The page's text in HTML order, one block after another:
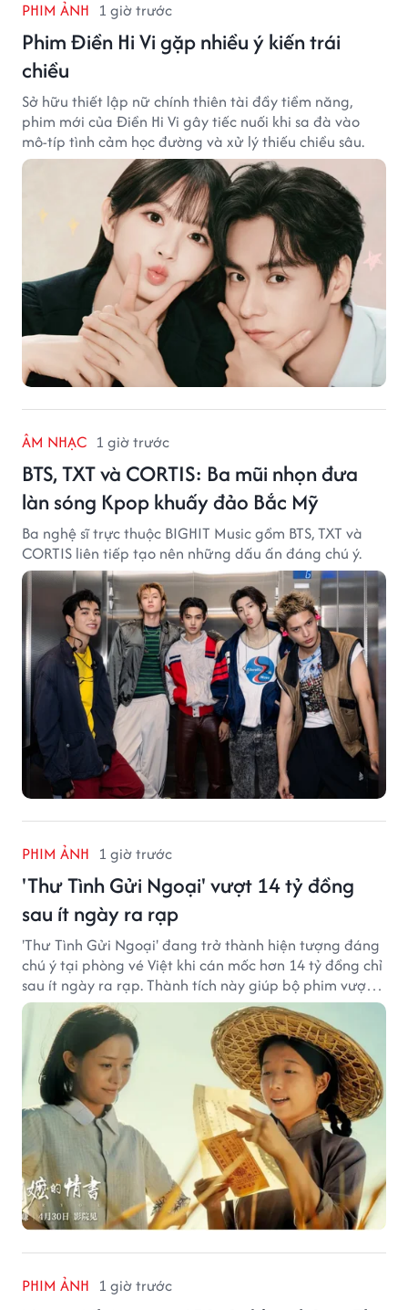
PHIM ẢNH 1 giờ trước
Phim Điền Hi Vi gặp nhiều ý kiến trái
chiều
Sở hữu thiết lập nữ chính thiên tài đầy tiềm năng,
phim mới của Điền Hi Vi gây tiếc nuối khi sa đà vào
mô-típ tình cảm học đường và xử lý thiếu chiều sâu.
ÂM NHẠC 1 giờ trước
BTS, TXT và CORTIS: Ba mũi nhọn đưa
làn sóng Kpop khuấy đảo Bắc Mỹ
Ba nghệ sĩ trực thuộc BIGHIT Music gồm BTS, TXT và
CORTIS liên tiếp tạo nên những dấu ấn đáng chú ý.
PHIM ẢNH 1 giờ trước
'Thư Tình Gửi Ngoại' vượt 14 tỷ đồng
sau ít ngày ra rạp
'Thư Tình Gửi Ngoại' đang trở thành hiện tượng đáng
chú ý tại phòng vé Việt khi cán mốc hơn 14 tỷ đồng chỉ
sau ít ngày ra rạp. Thành tích này giúp bộ phim vượt
kỳ vọng ban đầu và duy trì sức hút giữa cuộc cạnh
tranh của nhiều tác phẩm lớn.
PHIM ẢNH 1 giờ trước